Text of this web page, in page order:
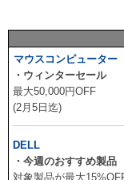
マウスコンピューター
・ウィンターセール
最大50,000円OFF
(2月5日迄)
DELL
・今週のおすすめ製品
対象製品が最大